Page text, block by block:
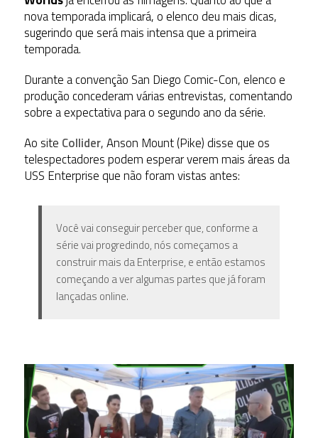
nova temporada implicará, o elenco deu mais dicas,
sugerindo que será mais intensa que a primeira
temporada.
Durante a convenção San Diego Comic-Con, elenco e
produção concederam várias entrevistas, comentando
sobre a expectativa para o segundo ano da série.
Ao site Collider, Anson Mount (Pike) disse que os
telespectadores podem esperar verem mais áreas da
USS Enterprise que não foram vistas antes:
Você vai conseguir perceber que, conforme a
série vai progredindo, nós começamos a
construir mais da Enterprise, e então estamos
começando a ver algumas partes que já foram
lançadas online.